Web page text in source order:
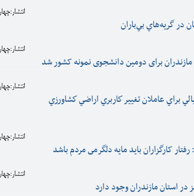
انتشار:چهارشنبه 28
در گريه‌هاي بي‌باران
انتشار:چهارشنبه 28
برای دومین دانشجوی نمونه کشور شد
انتشار:چهارشنبه 28
براي عاملان تغيير كاربري اراضي كشاورزي
انتشار:چهارشنبه 28
رفتار کارگزاران بايد مايه دلگرمى مردم باشد
انتشار:چهارشنبه 28